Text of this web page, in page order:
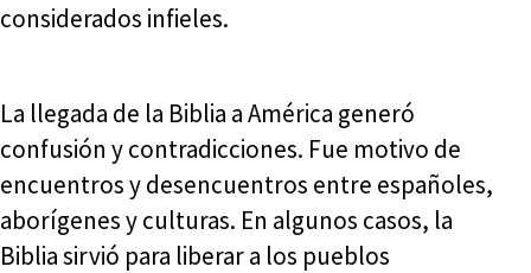
considerados infieles.
La llegada de la Biblia a América generó
confusión y contradicciones. Fue motivo de
encuentros y desencuentros entre españoles,
aborígenes y culturas. En algunos casos, la
Biblia sirvió para liberar a los pueblos